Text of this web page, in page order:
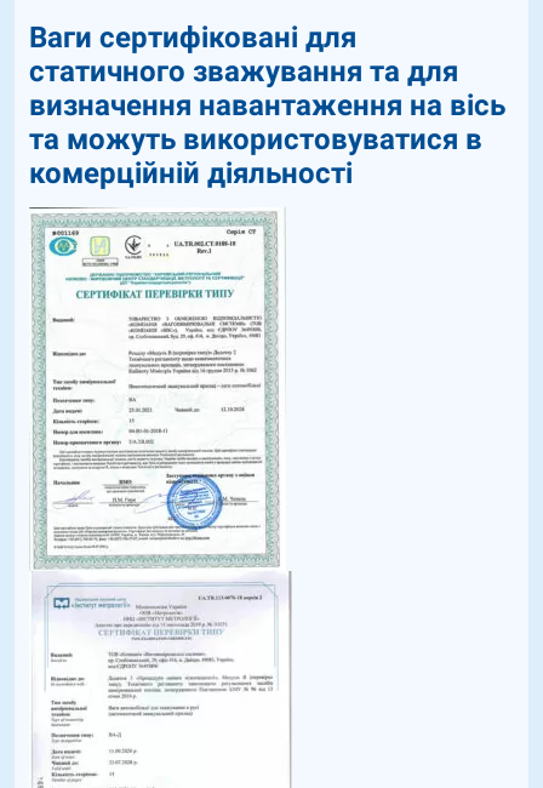
Ваги сертифіковані для
статичного зважування та для
визначення навантаження на вісь
та можуть використовуватися в
комерційній діяльності